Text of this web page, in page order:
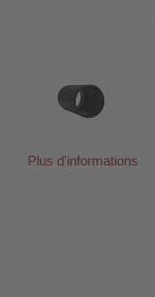
Plus d'informations